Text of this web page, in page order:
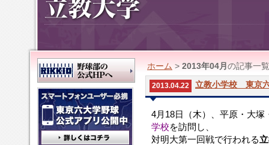
ホーム > 2013年04月 の記事一覧
2013.04.22 立教小学校 東京
4月18日（木）、平原・大
学校を訪問し、
対明大第一回戦で行われる